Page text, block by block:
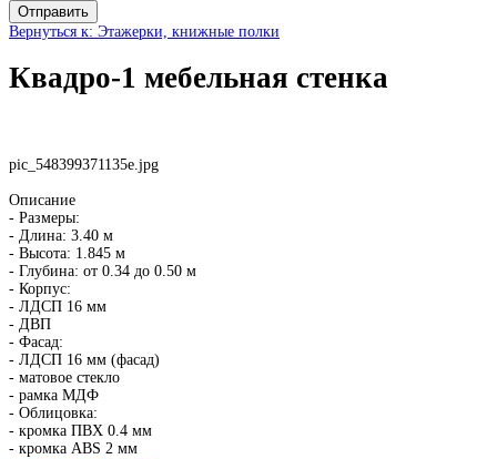
Вернуться к: Этажерки, книжные полки
Квадро-1 мебельная стенка
pic_548399371135e.jpg
Описание
- Размеры:
- Длина: 3.40 м
- Высота: 1.845 м
- Глубина: от 0.34 до 0.50 м
- Корпус:
- ЛДСП 16 мм
- ДВП
- Фасад:
- ЛДСП 16 мм (фасад)
- матовое стекло
- рамка МДФ
- Облицовка:
- кромка ПВХ 0.4 мм
- кромка ABS 2 мм